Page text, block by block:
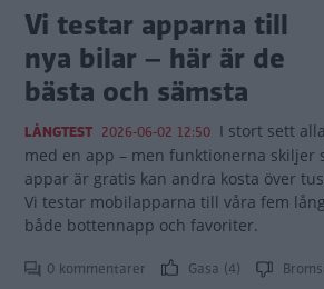
Vi testar apparna till
nya bilar – här är de
bästa och sämsta
LÅNGTEST 2026-06-02 12:50 I stort sett
med en app – men funktionerna skiljer
appar är gratis kan andra kosta över
Vi testar mobilapparna till våra fem
både bottennapp och favoriter.
0 kommentarer Gasa (4)